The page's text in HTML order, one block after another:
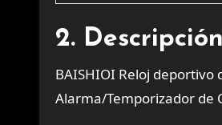
2.
BAISHIOI Reloj
Alarma/Temporizador de